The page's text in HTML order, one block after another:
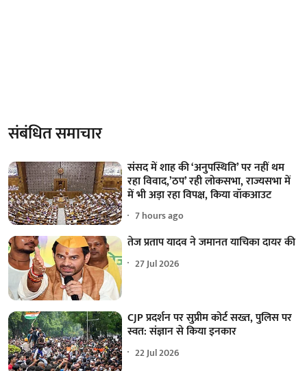
संबंधित समाचार
संसद में शाह की ‘अनुपस्थिति’ पर नहीं थम
रहा विवाद,’ठप’ रही लोकसभा, राज्यसभा में
में भी अड़ा रहा विपक्ष, किया वॉकआउट
7 hours ago
तेज प्रताप यादव ने जमानत याचिका दायर की
27 Jul 2026
CJP प्रदर्शन पर सुप्रीम कोर्ट सख्त, पुलिस पर
स्वत: संज्ञान से किया इनकार
22 Jul 2026